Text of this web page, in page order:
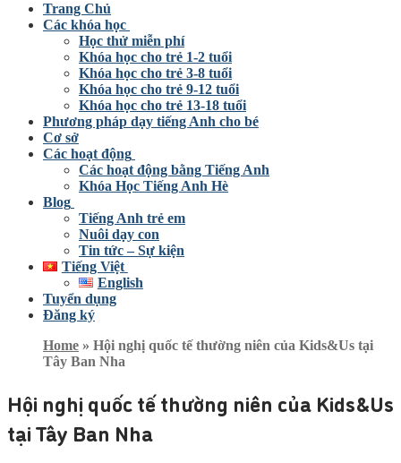
Trang Chủ
Các khóa học
Học thử miễn phí
Khóa học cho trẻ 1-2 tuổi
Khóa học cho trẻ 3-8 tuổi
Khóa học cho trẻ 9-12 tuổi
Khóa học cho trẻ 13-18 tuổi
Phương pháp dạy tiếng Anh cho bé
Cơ sở
Các hoạt động
Các hoạt động bằng Tiếng Anh
Khóa Học Tiếng Anh Hè
Blog
Tiếng Anh trẻ em
Nuôi dạy con
Tin tức – Sự kiện
Tiếng Việt
English
Tuyển dụng
Đăng ký
Home » Hội nghị quốc tế thường niên của Kids&Us tại
Tây Ban Nha
Hội nghị quốc tế thường niên của Kids&Us
tại Tây Ban Nha